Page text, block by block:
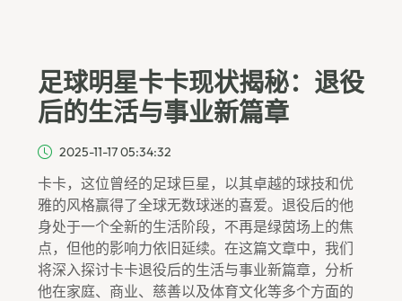
足球明星卡卡现状揭秘：退役
后的生活与事业新篇章
2025-11-17 05:34:32
卡卡，这位曾经的足球巨星，以其卓越的球技和优
雅的风格赢得了全球无数球迷的喜爱。退役后的他
身处于一个全新的生活阶段，不再是绿茵场上的焦
点，但他的影响力依旧延续。在这篇文章中，我们
将深入探讨卡卡退役后的生活与事业新篇章，分析
他在家庭、商业、慈善以及体育文化等多个方面的